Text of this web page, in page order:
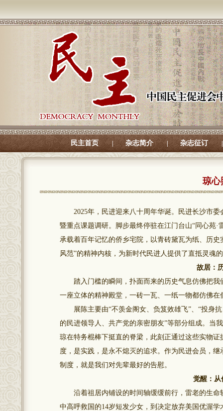
民主首页 | 杂志简介 | 杂志征订 |
琼心
2025年，民进迎来八十周年华诞。民进长沙市委
暨重点课题调研。脚步最终停驻在江门台山“同心苑
承载着百年记忆的侨乡宅院，以青砖黛瓦为纸、历
风范”的精神内核，为新时代民进人提供了直抵灵魂
故居：
踏入门槛的瞬间，扑面而来的历史气息仿佛把我
一座立体的精神殿堂，一砖一瓦、一纸一物都仿佛
展陈主要由“不羡金阁女、负笈效雄飞”、“投身抗
的民进领导人、共产党的亲密朋友”等部分组成。当
琼在特务棍棒下挺直的脊梁，此刻正通过这些实物
度，是实践，是永不熄灭的追求。作为民进会员，
制度，就是我们对先辈最好的告慰。
觉醒：从
沿着祖居内铺设的时间轴缓缓前行，雷老的生命
中高呼救国的14岁短发少女，到决定放弃美国优渥